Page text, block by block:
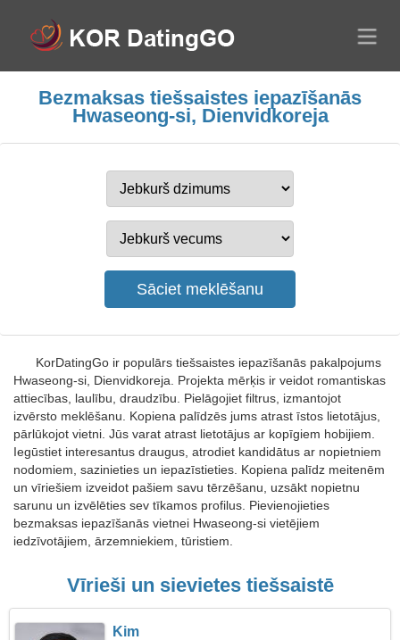
Bezmaksas tiešsaistes iepazīšanās
Hwaseong-si, Dienvidkoreja
KorDatingGo ir populārs tiešsaistes iepazīšanās pakalpojums
Hwaseong-si, Dienvidkoreja. Projekta mērķis ir veidot romantiskas
attiecības, laulību, draudzību. Pielāgojiet filtrus, izmantojot
izvērsto meklēšanu. Kopiena palīdzēs jums atrast īstos lietotājus,
pārlūkojot vietni. Jūs varat atrast lietotājus ar kopīgiem hobijiem.
Iegūstiet interesantus draugus, atrodiet kandidātus ar nopietniem
nodomiem, sazinieties un iepazīstieties. Kopiena palīdz meitenēm
un vīriešiem izveidot pašiem savu tērzēšanu, uzsākt nopietnu
sarunu un izvēlēties sev tīkamos profilus. Pievienojieties
bezmaksas iepazīšanās vietnei Hwaseong-si vietējiem
iedzīvotājiem, ārzemniekiem, tūristiem.
Vīrieši un sievietes tiešsaistē
Kim